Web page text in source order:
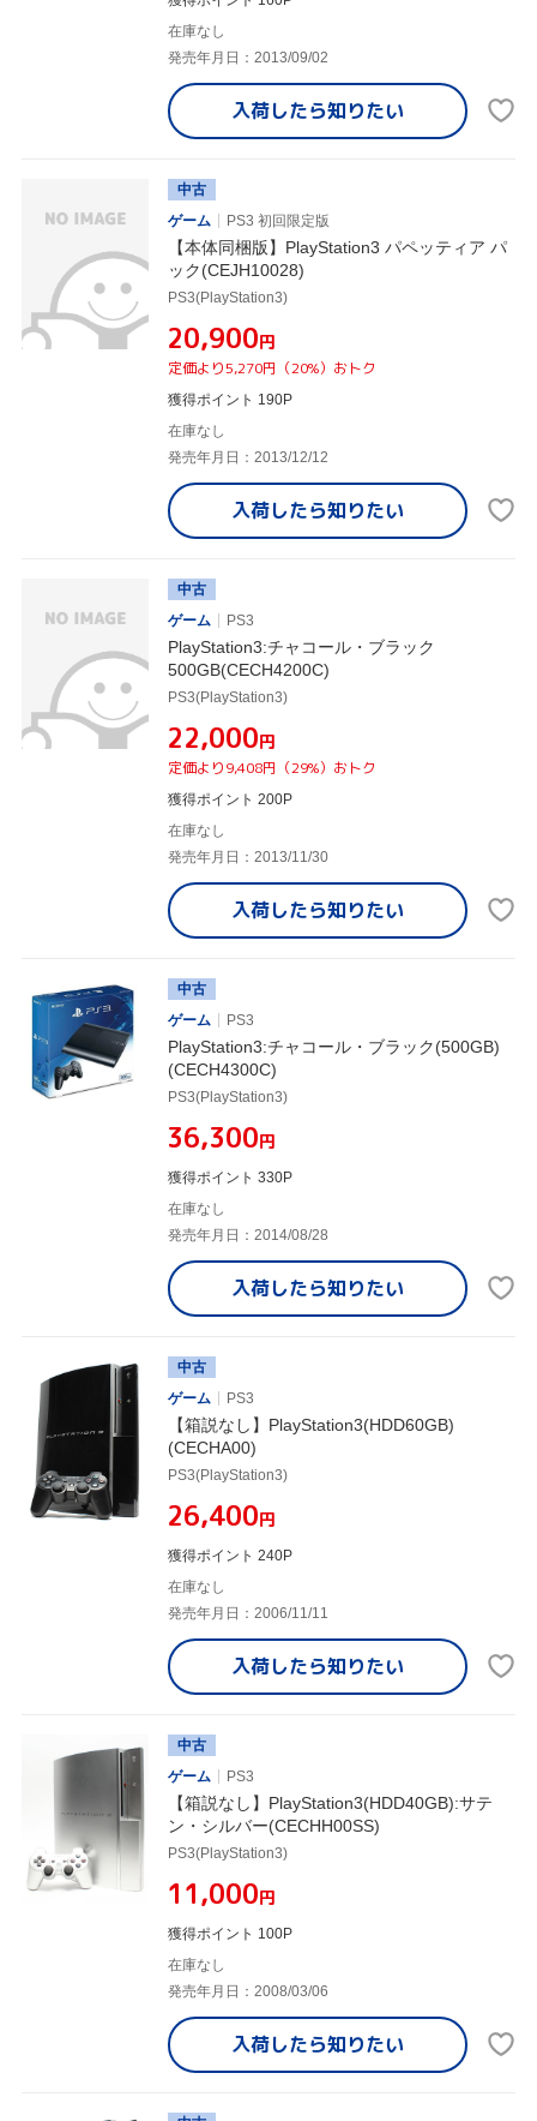
在庫なし
発売年月日：2013/09/02
入荷したら知りたい
中古
ゲーム
PS3 初回限定版
【本体同梱版】PlayStation3 パペッティア パ
ック(CEJH10028)
PS3(PlayStation3)
¥20,900円
定価より5,270円（20%）おトク
獲得ポイント 190P
在庫なし
発売年月日：2013/12/12
入荷したら知りたい
中古
ゲーム
PS3
PlayStation3:チャコール・ブラック
500GB(CECH4200C)
PS3(PlayStation3)
¥22,000円
定価より9,408円（29%）おトク
獲得ポイント 200P
在庫なし
発売年月日：2013/11/30
入荷したら知りたい
中古
ゲーム
PS3
PlayStation3:チャコール・ブラック(500GB)
(CECH4300C)
PS3(PlayStation3)
¥36,300円
獲得ポイント 330P
在庫なし
発売年月日：2014/08/28
入荷したら知りたい
中古
ゲーム
PS3
【箱説なし】PlayStation3(HDD60GB)
(CECHA00)
PS3(PlayStation3)
¥26,400円
獲得ポイント 240P
在庫なし
発売年月日：2006/11/11
入荷したら知りたい
中古
ゲーム
PS3
【箱説なし】PlayStation3(HDD40GB):サテ
ン・シルバー(CECHH00SS)
PS3(PlayStation3)
¥11,000円
獲得ポイント 100P
在庫なし
発売年月日：2008/03/06
入荷したら知りたい